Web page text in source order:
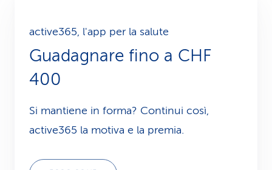
active365, l'app per la salute
Guadagnare fino a CHF
400
Si mantiene in forma? Continui così,
active365 la motiva e la premia.